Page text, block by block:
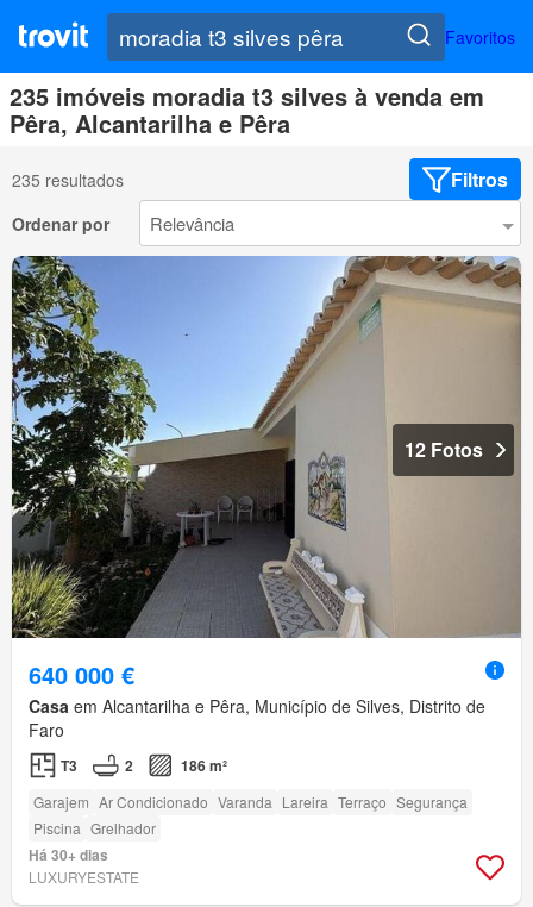
Favoritos
235 imóveis moradia t3 silves à venda em
Pêra, Alcantarilha e Pêra
235 resultados Filtros
Ordenar por
12 Fotos
640 000 €
Casa em Alcantarilha e Pêra, Município de Silves, Distrito de
Faro
T3 2 186 m²
Garajem Ar Condicionado Varanda Lareira Terraço Segurança
Piscina Grelhador
Há 30+ dias
LUXURYESTATE